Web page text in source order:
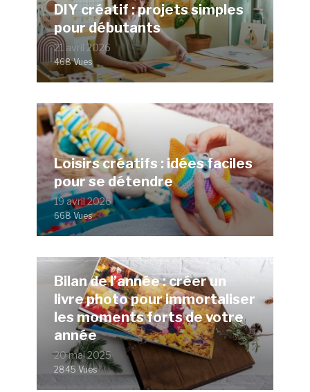
DIY créatif : projets simples
pour débutants
21 avril 2026
468 Vues
Loisirs créatifs : idées faciles
pour se détendre
19 avril 2026
668 Vues
Bilan de l’année : créer un
livre photo pour immortaliser
les moments forts de votre
année
20 mai 2025
2845 Vues